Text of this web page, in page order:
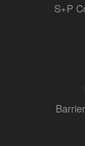
S+P